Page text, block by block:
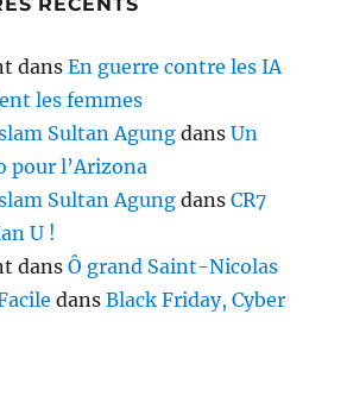
dansEn guerre contre les IA
les femmes
Sultan Agung dansUn
pour l’Arizona
Sultan Agung dansCR7
U !
dansÔ grand Saint-Nicolas
dansBlack Friday, Cyber